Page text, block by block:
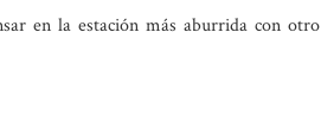
en la estación más aburrida con otro